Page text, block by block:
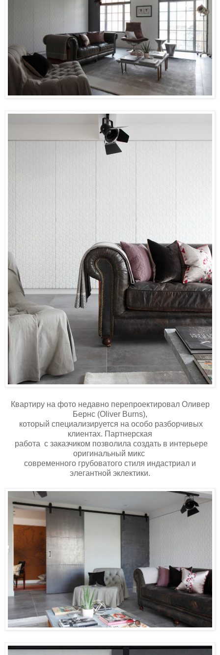
Квартиру на фото недавно перепроектировал Оливер
Бернс (Oliver Burns),
который специализируется на особо разборчивыx
клиентах. Партнерская
работа с заказчиком позволила создать в интерьере
оригинальный микс
современного грубоватого стиля индастриал и
элегантной эклектики.